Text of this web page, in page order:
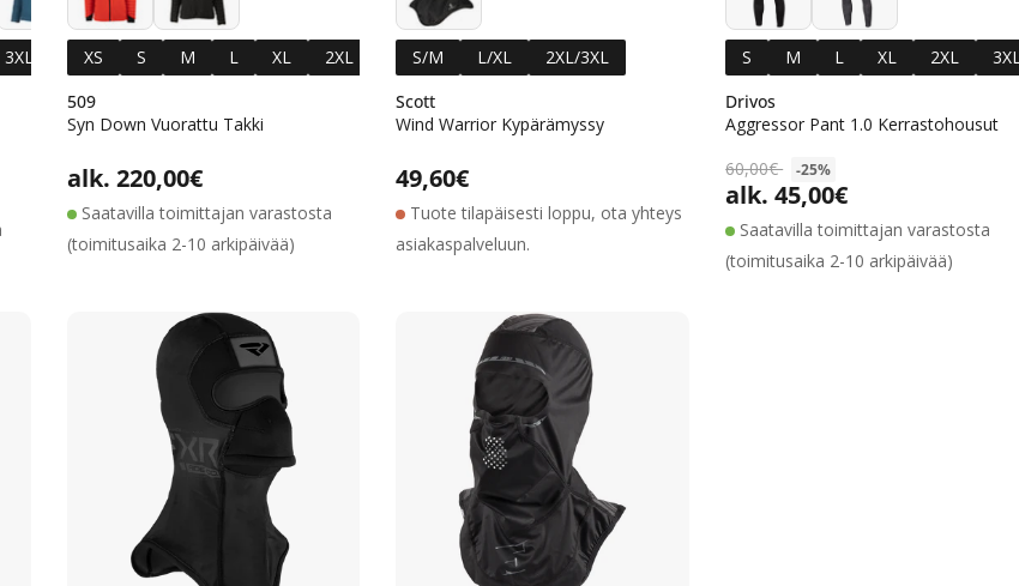
3XL
XS S M L XL 2XL
3XL
509
Syn Down Vuorattu Takki
Normaalihinta
alk. 220,00€Alennushinta
Normaalihinta
Saatavilla toimittajan varastosta
(toimitusaika 2-10 arkipäivää)
S/M L/XL
2XL/3XL
Scott
Wind Warrior Kypärämyssy
Normaalihinta
49,60€
Tuote tilapäisesti loppu, ota yhteys
asiakaspalveluun.
S M L XL 2XL
Drivos
Aggressor Pant 1.0 Kerrastohousut
Alennushinta
alk. 45,00€
Normaalihinta
60,00€ -25%
Saatavilla toimittajan varastosta
(toimitusaika 2-10 arkipäivää)